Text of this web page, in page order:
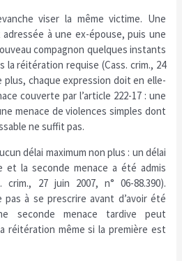
viser la même victime. Une
à une ex-épouse, puis une
compagnon quelques instants
réitération requise (Cass. crim., 24
plus, chaque expression doit en elle-
couverte par l’article 222-17 : une
menace de violences simples dont
ne suffit pas.
délai maximum non plus : un délai
et la seconde menace a été admis
crim., 27 juin 2007, n° 06-88.390).
pas à se prescrire avant d’avoir été
seconde menace tardive peut
réitération même si la première est